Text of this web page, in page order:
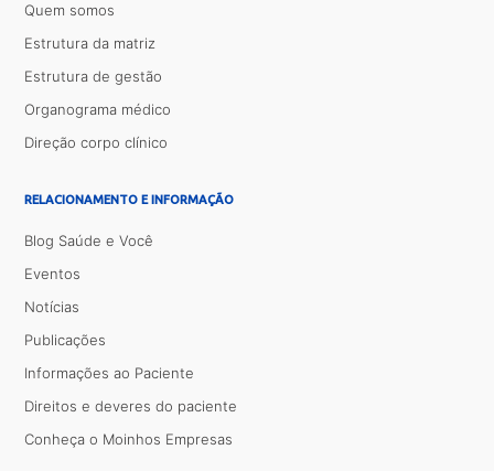
Quem somos
Estrutura da matriz
Estrutura de gestão
Organograma médico
Direção corpo clínico
RELACIONAMENTO E INFORMAÇÃO
Blog Saúde e Você
Eventos
Notícias
Publicações
Informações ao Paciente
Direitos e deveres do paciente
Conheça o Moinhos Empresas